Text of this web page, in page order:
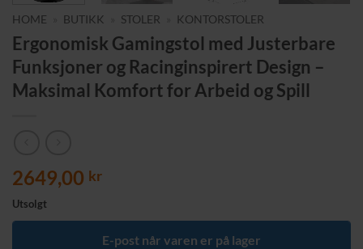
HOME BUTIKK STOLER KONTORSTOLER
Ergonomisk Gamingstol med Justerbare
Funksjoner og Racinginspirert Design –
Maksimal Komfort for Arbeid og Spill
2649,00 kr
Utsolgt
E-post når varen er på lager